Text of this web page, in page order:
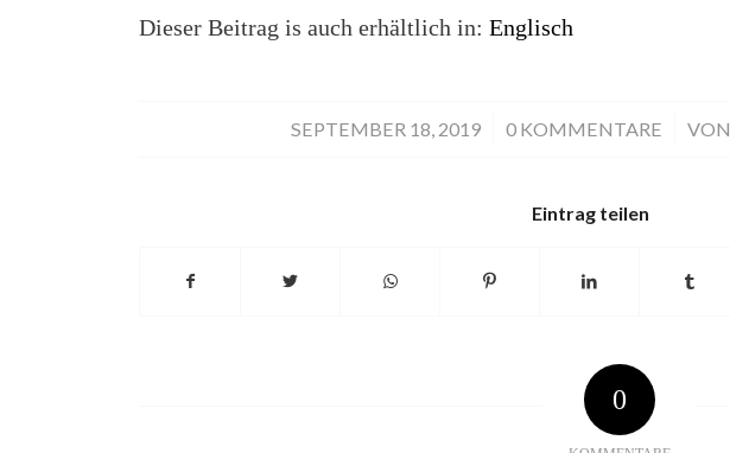
Dieser Beitrag is auch erhältlich in:Englisch
SEPTEMBER 18, 2019
/ 0 KOMMENTARE
/ VON
Eintrag teilen
0